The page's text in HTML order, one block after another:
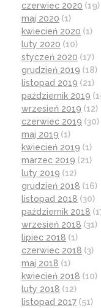
czerwiec 2020 (19)
maj 2020 (1)
kwiecień 2020 (1)
luty 2020 (10)
styczeń 2020 (17)
grudzień 2019 (18)
listopad 2019 (21)
październik 2019
wrzesień 2019 (12)
czerwiec 2019 (30)
maj 2019 (1)
kwiecień 2019 (1)
marzec 2019 (21)
luty 2019 (12)
grudzień 2018 (16)
listopad 2018 (30)
październik 2018
wrzesień 2018 (31)
lipiec 2018 (1)
czerwiec 2018 (3)
maj 2018 (1)
kwiecień 2018 (10)
luty 2018 (12)
listopad 2017 (51)